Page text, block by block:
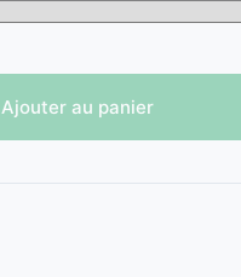
Ajouter au panier